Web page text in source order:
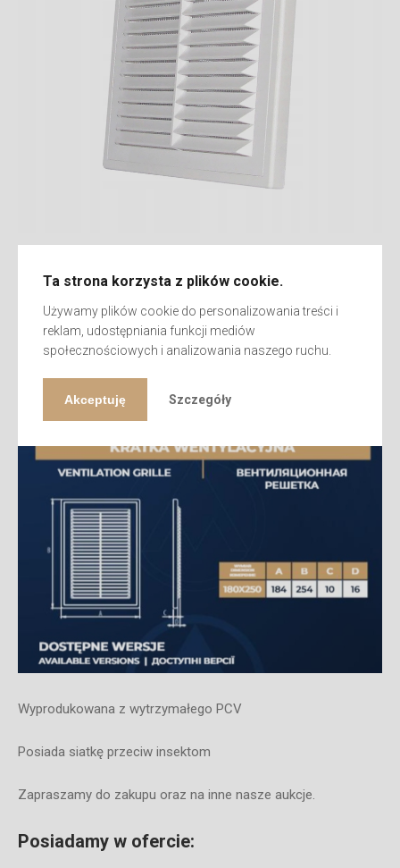
WYMIARY?
Wyprodukowana z wytrzymałego PCV
Posiada siatkę przeciw insektom
Zapraszamy do zakupu oraz na inne nasze aukcje.
Posiadamy w ofercie:
Ta strona korzysta z plików cookie.
Używamy plików cookie do personalizowania treści i
reklam, udostępniania funkcji mediów
społecznościowych i analizowania naszego ruchu.
Akceptuję Szczegóły